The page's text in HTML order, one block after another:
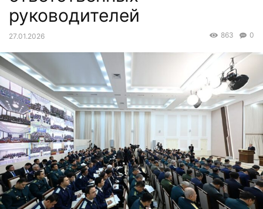
руководителей
27.01.2026 0
863